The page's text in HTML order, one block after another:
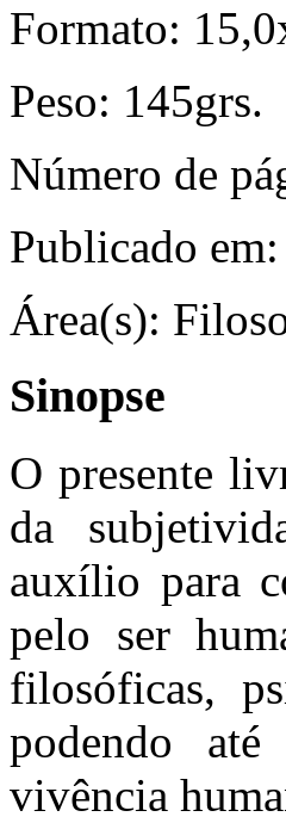
Formato:
Peso: 145grs.
Número de
Publicado em:
Área(s):
Sinopse
O presente
da
auxílio para
pelo ser
filosóficas,
podendo
vivência